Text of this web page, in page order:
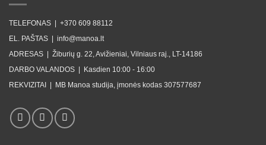
TELEFONAS | +370 609 88112
EL. PAŠTAS | info@manoa.lt
ADRESAS | Žiburių g. 22, Avižieniai, Vilniaus raj., LT-14186
DARBO VALANDOS |
Kasdien 10:00 - 16:00
REKVIZITAI |
MB Manoa studija, įmonės kodas 307577687